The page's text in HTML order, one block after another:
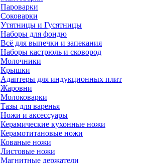
Пароварки
Соковарки
Утятницы и Гусятницы
Наборы для фондю
Всё для выпечки и запекания
Наборы кастрюль и сковород
Молочники
Крышки
Адаптеры для индукционных плит
Жаровни
Молоковарки
Тазы для варенья
Ножи и аксессуары
Керамические кухонные ножи
Керамотитановые ножи
Кованые ножи
Листовые ножи
Магнитные держатели